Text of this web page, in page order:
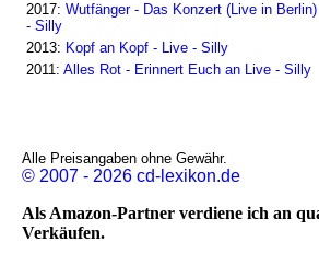
2017: Wutfänger - Das Konzert (Live in Berlin)
- Silly
2013: Kopf an Kopf - Live - Silly
2011: Alles Rot - Erinnert Euch an Live - Silly
Alle Preisangaben ohne Gewähr.
© 2007 - 2026 cd-lexikon.de
Als Amazon-Partner verdiene ich an
Verkäufen.